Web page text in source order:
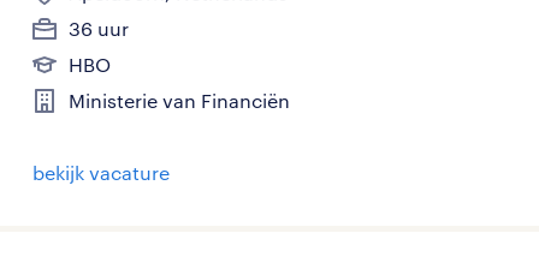
36 uur
HBO
Ministerie van Financiën
bekijk vacature